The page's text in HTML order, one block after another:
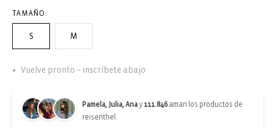
TAMAÑO:
S M
Vuelve pronto – inscríbete abajo
Pamela, Julia, Anay 111.846 aman los productos de
reisenthel.